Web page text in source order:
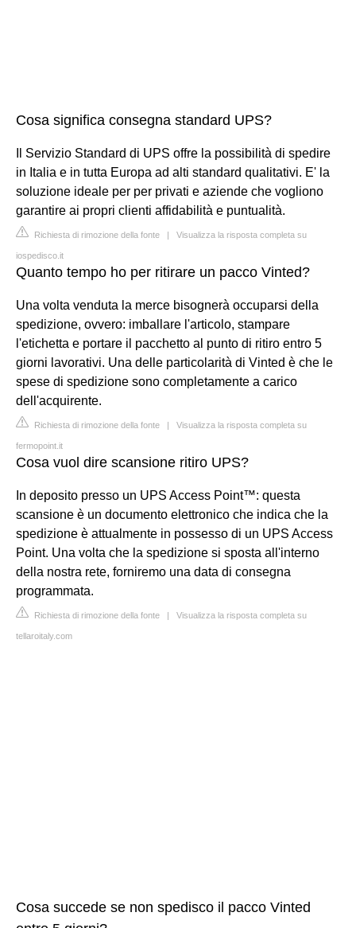
Cosa significa consegna standard UPS?
Il Servizio Standard di UPS offre la possibilità di spedire
in Italia e in tutta Europa ad alti standard qualitativi. E' la
soluzione ideale per per privati e aziende che vogliono
garantire ai propri clienti affidabilità e puntualità.
Richiesta di rimozione della fonte | Visualizza la risposta completa su
iospedisco.it
Quanto tempo ho per ritirare un pacco Vinted?
Una volta venduta la merce bisognerà occuparsi della
spedizione, ovvero: imballare l'articolo, stampare
l'etichetta e portare il pacchetto al punto di ritiro entro 5
giorni lavorativi. Una delle particolarità di Vinted è che le
spese di spedizione sono completamente a carico
dell'acquirente.
Richiesta di rimozione della fonte | Visualizza la risposta completa su
fermopoint.it
Cosa vuol dire scansione ritiro UPS?
In deposito presso un UPS Access Point™: questa
scansione è un documento elettronico che indica che la
spedizione è attualmente in possesso di un UPS Access
Point. Una volta che la spedizione si sposta all'interno
della nostra rete, forniremo una data di consegna
programmata.
Richiesta di rimozione della fonte | Visualizza la risposta completa su
tellaroitaly.com
Cosa succede se non spedisco il pacco Vinted